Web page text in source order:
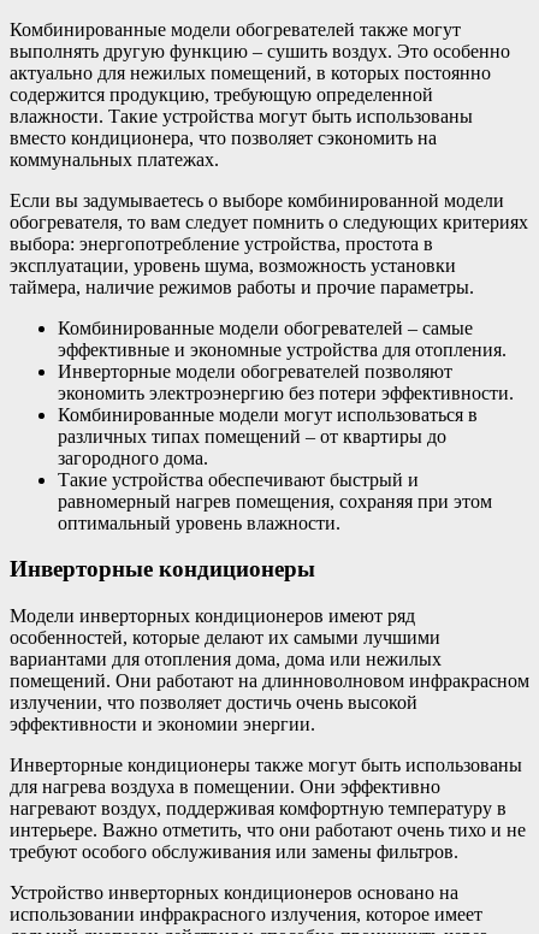
Комбинированные модели обогревателей также могут
выполнять другую функцию – сушить воздух. Это особенно
актуально для нежилых помещений, в которых постоянно
содержится продукцию, требующую определенной
влажности. Такие устройства могут быть использованы
вместо кондиционера, что позволяет сэкономить на
коммунальных платежах.
Если вы задумываетесь о выборе комбинированной модели
обогревателя, то вам следует помнить о следующих критериях
выбора: энергопотребление устройства, простота в
эксплуатации, уровень шума, возможность установки
таймера, наличие режимов работы и прочие параметры.
Комбинированные модели обогревателей – самые
эффективные и экономные устройства для отопления.
Инверторные модели обогревателей позволяют
экономить электроэнергию без потери эффективности.
Комбинированные модели могут использоваться в
различных типах помещений – от квартиры до
загородного дома.
Такие устройства обеспечивают быстрый и
равномерный нагрев помещения, сохраняя при этом
оптимальный уровень влажности.
Инверторные кондиционеры
Модели инверторных кондиционеров имеют ряд
особенностей, которые делают их самыми лучшими
вариантами для отопления дома, дома или нежилых
помещений. Они работают на длинноволновом инфракрасном
излучении, что позволяет достичь очень высокой
эффективности и экономии энергии.
Инверторные кондиционеры также могут быть использованы
для нагрева воздуха в помещении. Они эффективно
нагревают воздух, поддерживая комфортную температуру в
интерьере. Важно отметить, что они работают очень тихо и не
требуют особого обслуживания или замены фильтров.
Устройство инверторных кондиционеров основано на
использовании инфракрасного излучения, которое имеет